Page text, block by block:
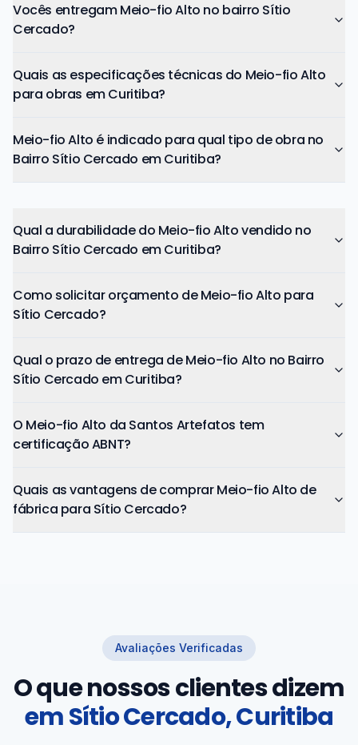
Vocês entregam Meio-fio Alto no bairro Sítio
Cercado?
Quais as especificações técnicas do Meio-fio Alto
para obras em Curitiba?
Meio-fio Alto é indicado para qual tipo de obra no
Bairro Sítio Cercado em Curitiba?
Qual a durabilidade do Meio-fio Alto vendido no
Bairro Sítio Cercado em Curitiba?
Como solicitar orçamento de Meio-fio Alto para
Sítio Cercado?
Qual o prazo de entrega de Meio-fio Alto no Bairro
Sítio Cercado em Curitiba?
O Meio-fio Alto da Santos Artefatos tem
certificação ABNT?
Quais as vantagens de comprar Meio-fio Alto de
fábrica para Sítio Cercado?
Avaliações Verificadas
O que nossos clientes dizem
emSítio Cercado, Curitiba